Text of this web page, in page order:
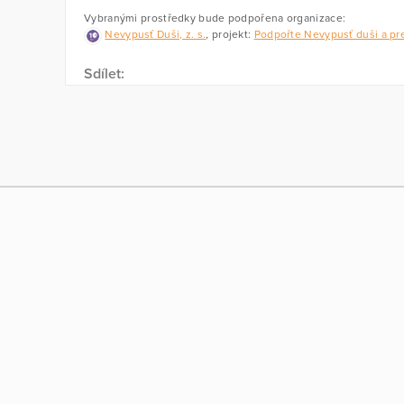
Vybranými prostředky bude podpořena organizace:
Nevypusť Duši, z. s., projekt: Podpořte Nevypusť duši a
Sdílet: